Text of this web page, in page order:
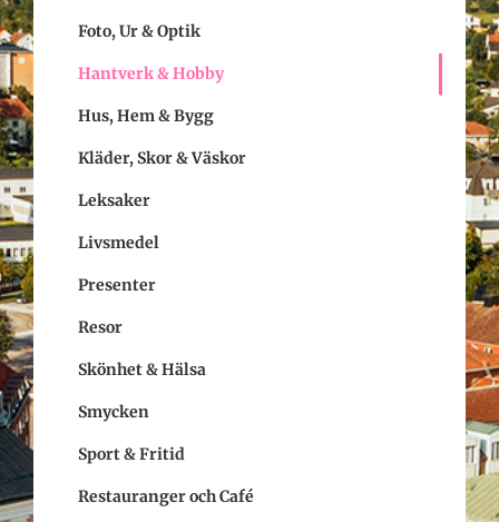
Foto, Ur & Optik
Hantverk & Hobby
Hus, Hem & Bygg
Kläder, Skor & Väskor
Leksaker
Livsmedel
Presenter
Resor
Skönhet & Hälsa
Smycken
Sport & Fritid
Restauranger och Café